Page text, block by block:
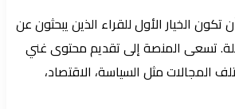
الخيار الأول للقراء الذين يبحثون عن
تسعى المنصة إلى تقديم محتوى غني
المجالات مثل السياسة، الاقتصاد،